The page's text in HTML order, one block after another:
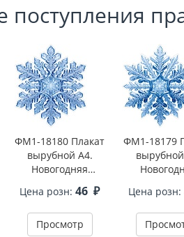
поступления
ФМ1-18180 Плакат
вырубной А4.
Новогодняя
(двухсторонний, ВД-
лак)
Цена розн: 46 ₽
Просмотр
ФМ1-18179
лак)
Цена розн: